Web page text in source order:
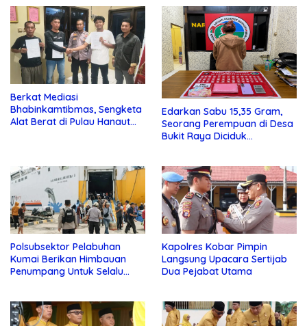
Berkat Mediasi
Bhabinkamtibmas, Sengketa
Alat Berat di Pulau Hanaut
Edarkan Sabu 15,35 Gram,
Seorang Perempuan di Desa
Bukit Raya Diciduk
Polsubsektor Pelabuhan
Kumai Berikan Himbauan
Penumpang Untuk Selalu
Kapolres Kobar Pimpin
Langsung Upacara Sertijab
Dua Pejabat Utama